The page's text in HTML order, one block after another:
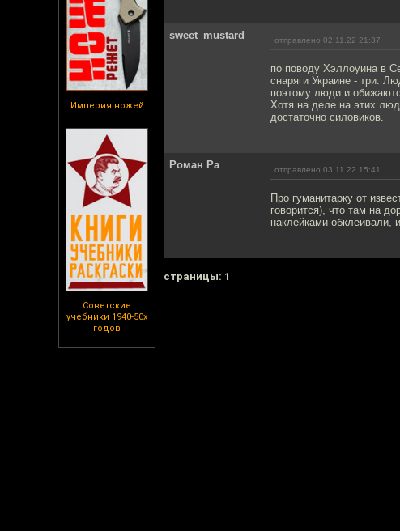
Империя ножей
Советские
учебники 1940-50х
годов
sweet_mustard отправлено 02.11.22 21:37
по поводу Хэллоуина в
снаряги Украине - три.
поэтому люди и
Хотя на деле на этих
достаточно силовиков.
Роман Ра отправлено 03.11.22 15:41
Про гуманитарку от
говорится), что там на
наклейками обклеивали,
cтраницы: 1